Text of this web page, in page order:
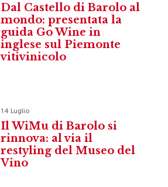
Dal Castello di Barolo al
mondo: presentata la
guida Go Wine in
inglese sul Piemonte
vitivinicolo
14 Luglio
Il WiMu di Barolo si
rinnova: al via il
restyling del Museo del
Vino